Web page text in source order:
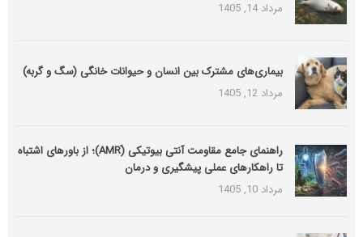
مرداد 14, 1405
بیماری‌های مشترک بین انسان و حیوانات خانگی (سگ و گربه)
مرداد 12, 1405
راهنمای جامع مقاومت آنتی بیوتیکی (َAMR)؛ از باورهای اشتباه
تا راهکارهای عملی پیشگیری و درمان
مرداد 10, 1405